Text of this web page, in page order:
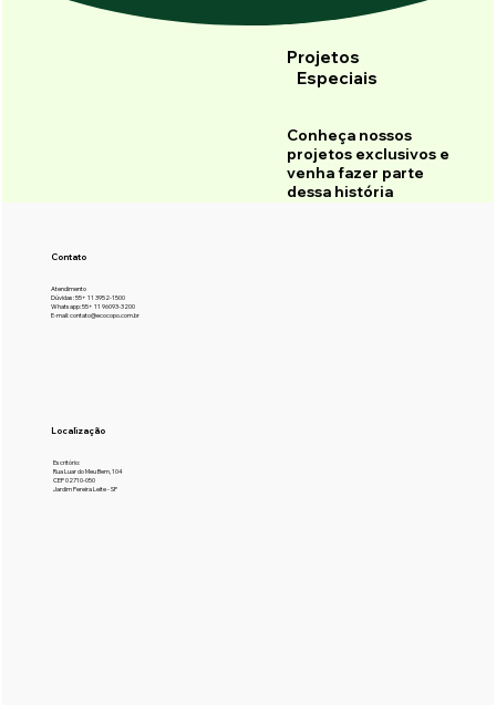
Contato
Atendimento
Dúvidas: 55+ 11 3952-1500
Whatsapp: 55+ 11 96093-3200
E-mail: contato@ecocopo.com.br
Localização
Escritório:
Rua Luar do Meu Bem, 104
CEP 02710-050
Jardim Pereira Leite - SP
Conheça nossos
projetos exclusivos e
venha fazer parte
dessa história
Projetos
Especiais